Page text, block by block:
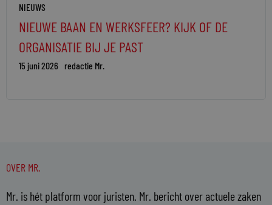
NIEUWS
NIEUWE BAAN EN WERKSFEER? KIJK OF DE
ORGANISATIE BIJ JE PAST
15 juni 2026 redactie Mr.
OVER MR.
Mr. is hét platform voor juristen. Mr. bericht over actuele zaken